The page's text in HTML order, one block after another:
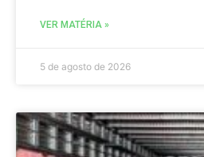
VER MATÉRIA »
5 de agosto de 2026